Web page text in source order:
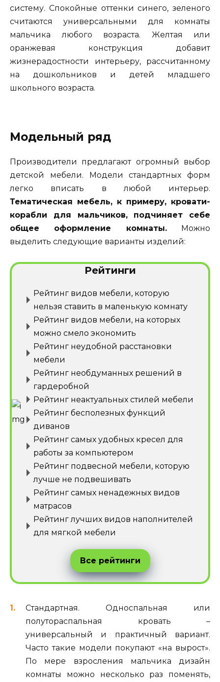
систему. Спокойные оттенки синего, зеленого
считаются универсальными для комнаты
мальчика любого возраста. Желтая или
оранжевая конструкция добавит
жизнерадостности интерьеру, рассчитанному
на дошкольников и детей младшего
школьного возраста.
Модельный ряд
Производители предлагают огромный выбор
детской мебели. Модели стандартных форм
легко вписать в любой интерьер.
Тематическая мебель, к примеру, кровати-
корабли для мальчиков, подчиняет себе
общее оформление комнаты.Можно
выделить следующие варианты изделий:
Рейтинги
Рейтинг видов мебели, которую
нельзя ставить в маленькую комнату
Рейтинг видов мебели, на которых
можно смело экономить
Рейтинг неудобной расстановки
мебели
Рейтинг необдуманных решений в
гардеробной
Рейтинг неактуальных стилей мебели
Рейтинг бесполезных функций
диванов
Рейтинг самых удобных кресел для
работы за компьютером
Рейтинг подвесной мебели, которую
лучше не подвешивать
Рейтинг самых ненадежных видов
матрасов
Рейтинг лучших видов наполнителей
для мягкой мебели
Все рейтинги
Стандартная. Односпальная или
полутораспальная кровать –
универсальный и практичный вариант.
Часто такие модели покупают «на вырост».
По мере взросления мальчика дизайн
комнаты можно несколько раз поменять,